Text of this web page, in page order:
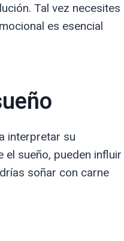
Tal vez necesites
es esencial
interpretar su
sueño, pueden influir
soñar con carne